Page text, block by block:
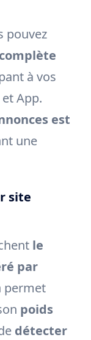
pouvez
à vos
App.
est
une
site
le
par
permet
poids
détecter